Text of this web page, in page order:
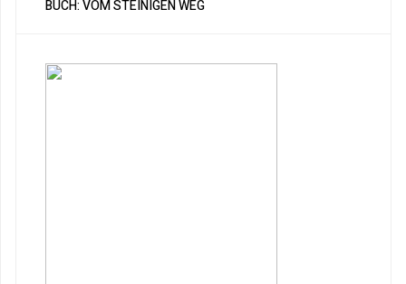
BUCH: VOM STEINIGEN WEG